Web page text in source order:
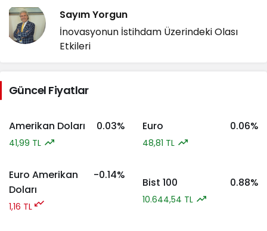
Sayım Yorgun
İnovasyonun İstihdam Üzerindeki Olası
Etkileri
Güncel Fiyatlar
Amerikan Doları 0.03%
41,99 TL
Euro 0.06%
48,81 TL
Euro Amerikan
Doları
-0.14%
1,16 TL
Bist 100 0.88%
10.644,54 TL